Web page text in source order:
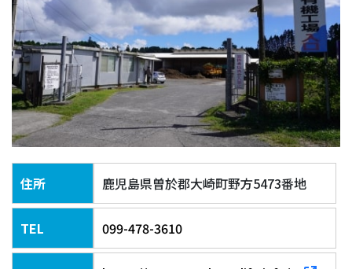
住所 鹿児島県曽於郡大崎町野方5473番地
TEL 099-478-3610